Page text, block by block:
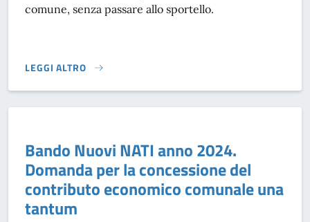
comune, senza passare allo sportello.
LEGGI ALTRO
ANAGRAFE NAZIONALE DELLA POPOLAZIONE RESIDENTE -
Bando Nuovi NATI anno 2024.
Domanda per la concessione del
contributo economico comunale una
tantum